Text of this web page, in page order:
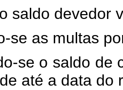
saldo devedor
se as multas
se o saldo de
até a data do